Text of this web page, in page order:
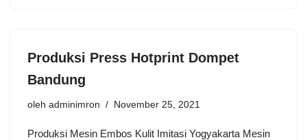
Produksi Press Hotprint Dompet
Bandung
oleh adminimron November 25, 2021
Produksi Mesin Embos Kulit Imitasi Yogyakarta Mesin